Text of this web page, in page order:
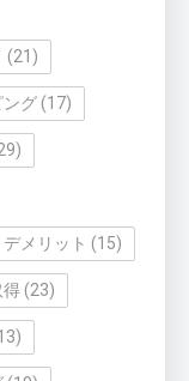
(21)
ング (17)
デメリット (15)
得 (23)